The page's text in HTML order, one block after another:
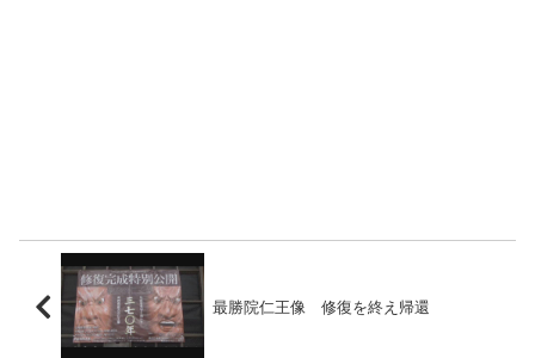
最勝院仁王像 修復を終え帰還